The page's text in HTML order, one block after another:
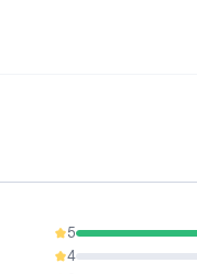
5
97.56%
4
0%